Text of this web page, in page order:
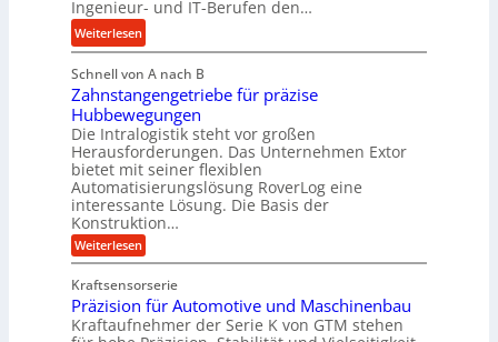
r
a
l
i
k
i
m
V
e
r
g
e
c
g
e
b
i
g
e
K
u
g
e
l
g
e
w
i
t
e
e
r
t
U
m
s
a
t
u
n
d
Ingenieur- und IT-Berufen den…
Weiterlesen:
M
e
h
r
A
r
b
e
i
t
s
l
o
s
Schnell von A nach B
Zahnstangengetriebe für präzise
Hubbewegungen
Die Intralogistik steht vor großen
Herausforderungen. Das Unternehmen Extor
bietet mit seiner flexiblen
Automatisierungslösung RoverLog eine
interessante Lösung. Die Basis der
Konstruktion…
Weiterlesen:
Z
h
n
s
t
Kraftsensorserie
Präzision für Automotive und Maschinenbau
Kraftaufnehmer der Serie K von GTM stehen